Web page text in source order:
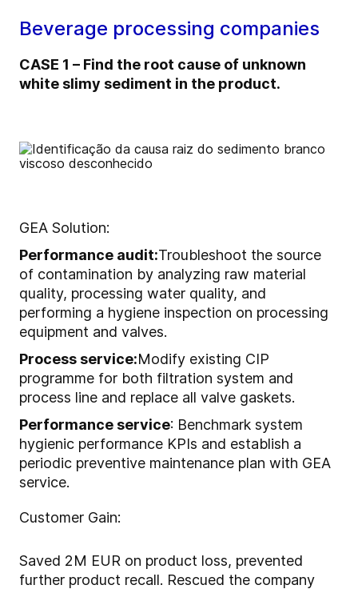
Beverage processing companies
CASE 1 – Find the root cause of unknown
white slimy sediment in the product.
GEA Solution:
Performance audit:Troubleshoot the source
of contamination by analyzing raw material
quality, processing water quality, and
performing a hygiene inspection on processing
equipment and valves.
Process service:Modify existing CIP
programme for both filtration system and
process line and replace all valve gaskets.
Performance service: Benchmark system
hygienic performance KPIs and establish a
periodic preventive maintenance plan with GEA
service.
Customer Gain:
Saved 2M EUR on product loss, prevented
further product recall. Rescued the company